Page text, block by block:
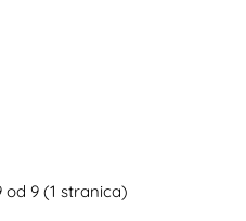
od 9 (1 stranica)